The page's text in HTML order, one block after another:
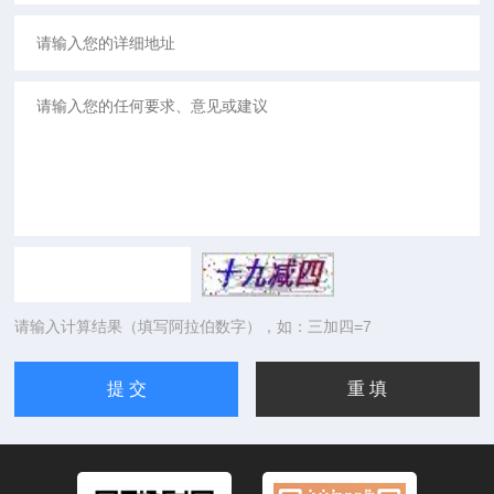
请输入计算结果（填写阿拉伯数字），如：三加四=7